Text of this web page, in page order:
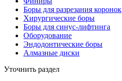
Боры для разрезания коронок
Хирургические боры
Боры для синус-лифтинга
Оборудование
Эндодонтические боры
Алмазные диски
Уточнить раздел